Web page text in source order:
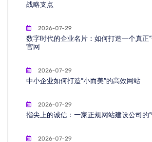
战略支点
2026-07-29
数字时代的企业名片：如何打造一个真正
官网
2026-07-29
中小企业如何打造“小而美”的高效网站
2026-07-29
指尖上的诚信：一家正规网站建设公司的
2026-07-29